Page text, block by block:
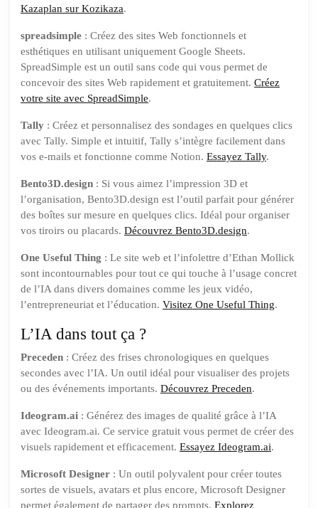
Kazaplan sur Kozikaza.
spreadsimple : Créez des sites Web fonctionnels et
esthétiques en utilisant uniquement Google Sheets.
SpreadSimple est un outil sans code qui vous permet de
concevoir des sites Web rapidement et gratuitement. Créez
votre site avec SpreadSimple.
Tally : Créez et personnalisez des sondages en quelques clics
avec Tally. Simple et intuitif, Tally s’intègre facilement dans
vos e-mails et fonctionne comme Notion. Essayez Tally.
Bento3D.design : Si vous aimez l’impression 3D et
l’organisation, Bento3D.design est l’outil parfait pour générer
des boîtes sur mesure en quelques clics. Idéal pour organiser
vos tiroirs ou placards. Découvrez Bento3D.design.
One Useful Thing : Le site web et l’infolettre d’Ethan Mollick
sont incontournables pour tout ce qui touche à l’usage concret
de l’IA dans divers domaines comme les jeux vidéo,
l’entrepreneuriat et l’éducation. Visitez One Useful Thing.
L’IA dans tout ça ?
Preceden : Créez des frises chronologiques en quelques
secondes avec l’IA. Un outil idéal pour visualiser des projets
ou des événements importants. Découvrez Preceden.
Ideogram.ai : Générez des images de qualité grâce à l’IA
avec Ideogram.ai. Ce service gratuit vous permet de créer des
visuels rapidement et efficacement. Essayez Ideogram.ai.
Microsoft Designer : Un outil polyvalent pour créer toutes
sortes de visuels, avatars et plus encore, Microsoft Designer
permet également de partager des prompts. Explorez